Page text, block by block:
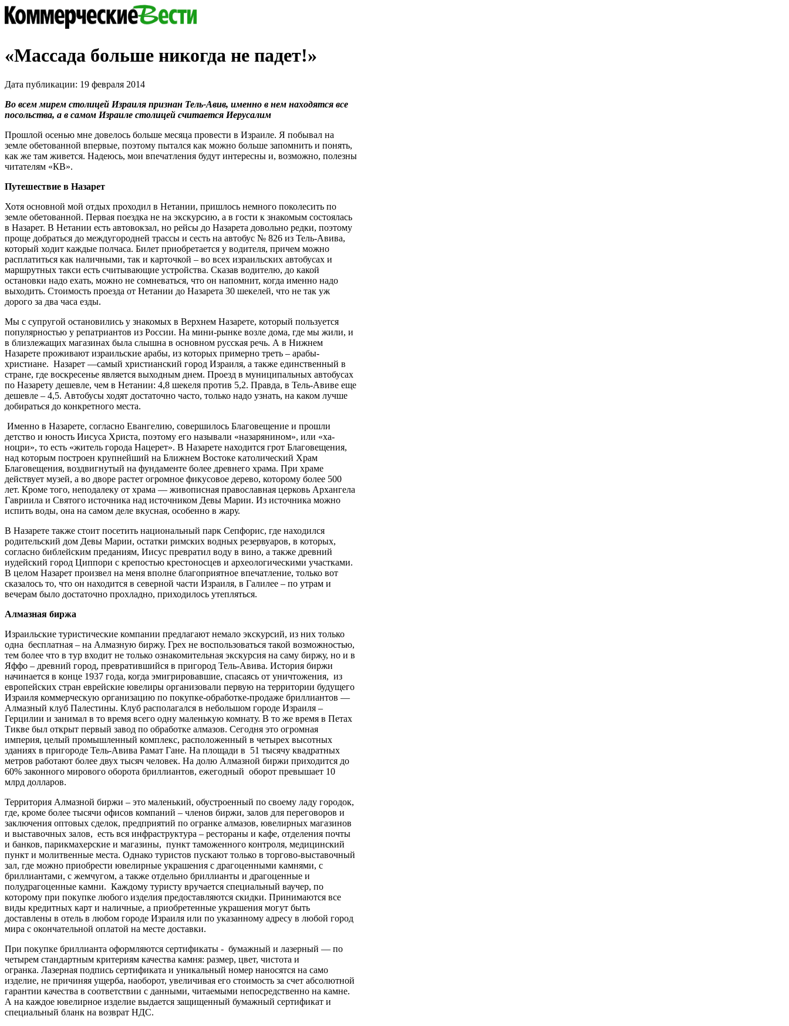
«Массада больше никогда не падет!»
Дата публикации: 19 февраля 2014
Во всем мирем столицей Израиля признан Тель-Авив, именно в нем находятся все
посольства, а в самом Израиле столицей считается Иерусалим
Прошлой осенью мне довелось больше месяца провести в Израиле. Я побывал на
земле обетованной впервые, поэтому пытался как можно больше запомнить и понять,
как же там живется. Надеюсь, мои впечатления будут интересны и, возможно, полезны
читателям «КВ».
Путешествие в Назарет
Хотя основной мой отдых проходил в Нетании, пришлось немного поколесить по
земле обетованной. Первая поездка не на экскурсию, а в гости к знакомым состоялась
в Назарет. В Нетании есть автовокзал, но рейсы до Назарета довольно редки, поэтому
проще добраться до междугородней трассы и сесть на автобус № 826 из Тель-Авива,
который ходит каждые полчаса. Билет приобретается у водителя, причем можно
расплатиться как наличными, так и карточкой – во всех израильских автобусах и
маршрутных такси есть считывающие устройства. Сказав водителю, до какой
остановки надо ехать, можно не сомневаться, что он напомнит, когда именно надо
выходить. Стоимость проезда от Нетании до Назарета 30 шекелей, что не так уж
дорого за два часа езды.
Мы с супругой остановились у знакомых в Верхнем Назарете, который пользуется
популярностью у репатриантов из России. На мини-рынке возле дома, где мы жили, и
в близлежащих магазинах была слышна в основном русская речь. А в Нижнем
Назарете проживают израильские арабы, из которых примерно треть – арабы-
христиане. Назарет —самый христианский город Израиля, а также единственный в
стране, где воскресенье является выходным днем. Проезд в муниципальных автобусах
по Назарету дешевле, чем в Нетании: 4,8 шекеля против 5,2. Правда, в Тель-Авиве еще
дешевле – 4,5. Автобусы ходят достаточно часто, только надо узнать, на каком лучше
добираться до конкретного места.
Именно в Назарете, согласно Евангелию, совершилось Благовещение и прошли
детство и юность Иисуса Христа, поэтому его называли «назарянином», или «ха-
ноцри», то есть «житель города Нацерет». В Назарете находится грот Благовещения,
над которым построен крупнейший на Ближнем Востоке католический Храм
Благовещения, воздвигнутый на фундаменте более древнего храма. При храме
действует музей, а во дворе растет огромное фикусовое дерево, которому более 500
лет. Кроме того, неподалеку от храма — живописная православная церковь Архангела
Гавриила и Святого источника над источником Девы Марии. Из источника можно
испить воды, она на самом деле вкусная, особенно в жару.
В Назарете также стоит посетить национальный парк Сепфорис, где находился
родительский дом Девы Марии, остатки римских водных резервуаров, в которых,
согласно библейским преданиям, Иисус превратил воду в вино, а также древний
иудейский город Циппори с крепостью крестоносцев и археологическими участками.
В целом Назарет произвел на меня вполне благоприятное впечатление, только вот
сказалось то, что он находится в северной части Израиля, в Галилее – по утрам и
вечерам было достаточно прохладно, приходилось утепляться.
Алмазная биржа
Израильские туристические компании предлагают немало экскурсий, из них только
одна бесплатная – на Алмазную биржу. Грех не воспользоваться такой возможностью,
тем более что в тур входит не только ознакомительная экскурсия на саму биржу, но и в
Яффо – древний город, превратившийся в пригород Тель-Авива. История биржи
начинается в конце 1937 года, когда эмигрировавшие, спасаясь от уничтожения, из
европейских стран еврейские ювелиры организовали первую на территории будущего
Израиля коммерческую организацию по покупке-обработке-продаже бриллиантов —
Алмазный клуб Палестины. Клуб располагался в небольшом городе Израиля –
Герцилии и занимал в то время всего одну маленькую комнату. В то же время в Петах
Тикве был открыт первый завод по обработке алмазов. Сегодня это огромная
империя, целый промышленный комплекс, расположенный в четырех высотных
зданиях в пригороде Тель-Авива Рамат Гане. На площади в 51 тысячу квадратных
метров работают более двух тысяч человек. На долю Алмазной биржи приходится до
60% законного мирового оборота бриллиантов, ежегодный оборот превышает 10
млрд долларов.
Территория Алмазной биржи – это маленький, обустроенный по своему ладу городок,
где, кроме более тысячи офисов компаний – членов биржи, залов для переговоров и
заключения оптовых сделок, предприятий по огранке алмазов, ювелирных магазинов
и выставочных залов, есть вся инфраструктура – рестораны и кафе, отделения почты
и банков, парикмахерские и магазины, пункт таможенного контроля, медицинский
пункт и молитвенные места. Однако туристов пускают только в торгово-выставочный
зал, где можно приобрести ювелирные украшения с драгоценными камнями, с
бриллиантами, с жемчугом, а также отдельно бриллианты и драгоценные и
полудрагоценные камни. Каждому туристу вручается специальный ваучер, по
которому при покупке любого изделия предоставляются скидки. Принимаются все
виды кредитных карт и наличные, а приобретенные украшения могут быть
доставлены в отель в любом городе Израиля или по указанному адресу в любой город
мира с окончательной оплатой на месте доставки.
При покупке бриллианта оформляются сертификаты - бумажный и лазерный — по
четырем стандартным критериям качества камня: размер, цвет, чистота и
огранка. Лазерная подпись сертификата и уникальный номер наносятся на само
изделие, не причиняя ущерба, наоборот, увеличивая его стоимость за счет абсолютной
гарантии качества в соответствии с данными, читаемыми непосредственно на камне.
А на каждое ювелирное изделие выдается защищенный бумажный сертификат и
специальный бланк на возврат НДС.